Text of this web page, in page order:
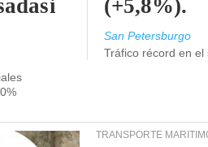
(+5,8%).
San Petersburgo
Tráfico récord en
TRANSPORTE